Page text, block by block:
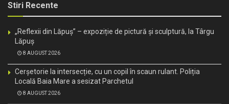
Stiri Recente
„Reflexii din Lăpuș” – expoziție de pictură și sculptură, la Târgu
Lăpuș
8 AUGUST 2026
Cerșetorie la intersecție, cu un copil în scaun rulant. Poliția
Locală Baia Mare a sesizat Parchetul
8 AUGUST 2026